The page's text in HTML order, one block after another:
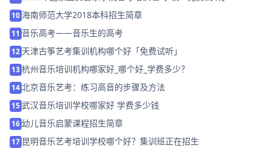
10 海南师范大学2018本科招生简章
11 音乐高考——音乐生的高考
12 天津古筝艺考集训机构哪个好「免费试听」
13杭州音乐培训机构哪家好_哪个好_学费多少？
14北京音乐艺考：练习高音的步骤及方法
15武汉音乐培训学校哪家好 学费多少钱
16 幼儿音乐启蒙课程招生简章
17 昆明音乐艺考培训学校哪个好？集训班正在招生